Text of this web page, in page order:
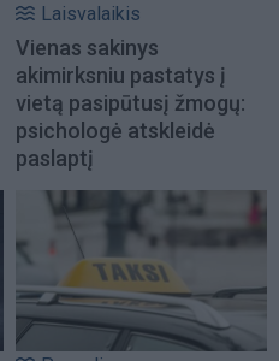
Laisvalaikis
Vienas sakinys
akimirksniu pastatys į
vietą pasipūtusį žmogų:
psichologė atskleidė
paslaptį